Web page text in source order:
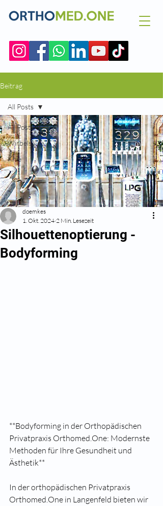
Beitrag
All Posts
Wirbelsäule
Knie
All Posts
Silhouettenoptierung -
Bodyforming
doemkes
1. Okt. 2024 2 Min. Lesezeit
**Bodyforming in der Orthopädischen
Privatpraxis Orthomed.One: Modernste
Methoden für Ihre Gesundheit und
Ästhetik**
In der orthopädischen Privatpraxis
Orthomed.One in Langenfeld bieten wir